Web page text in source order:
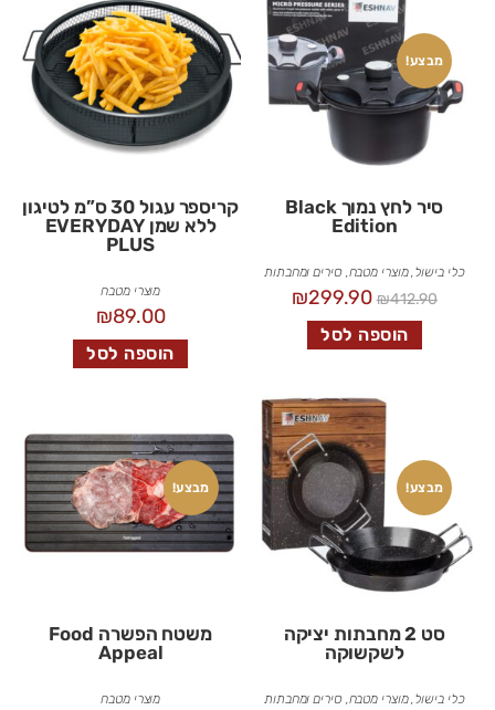
מבצע!
סיר לחץ נמוך Black
Edition
כלי בישול,מוצרי מטבח,סירים ומחבתות
₪412.90
₪299.90
הוספה לסל
קריספר עגול 30 ס”מ לטיגון
ללא שמן EVERYDAY
PLUS
מוצרי מטבח
₪89.00
הוספה לסל
מבצע!
סט 2 מחבתות יציקה
לשקשוקה
כלי בישול,מוצרי מטבח,סירים ומחבתות
מבצע!
משטח הפשרה Food
Appeal
מוצרי מטבח